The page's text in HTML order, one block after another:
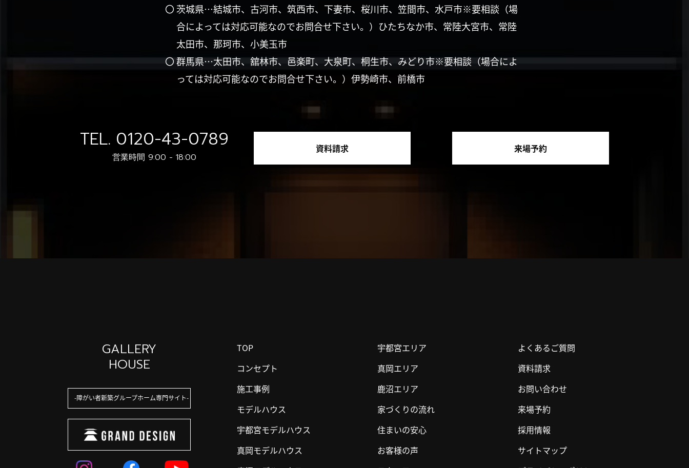
〇 茨城県…結城市、古河市、筑西市、下妻市、桜川市、笠間市、水戸市※要相談（場
合によっては対応可能なのでお問合せ下さい。）ひたちなか市、常陸大宮市、常陸
太田市、那珂市、小美玉市
〇 群馬県…太田市、舘林市、邑楽町、大泉町、桐生市、みどり市※要相談（場合によ
っては対応可能なのでお問合せ下さい。）伊勢崎市、前橋市
TEL. 0120-43-0789
営業時間 9:00 - 18:00
資料請求 来場予約
GALLERY
HOUSE
障がい者新築グループホーム専門サイト
TOP
コンセプト
施工事例
モデルハウス
宇都宮モデルハウス
真岡モデルハウス
宇都宮エリア
真岡エリア
鹿沼エリア
家づくりの流れ
住まいの安心
お客様の声
よくあるご質問
資料請求
お問い合わせ
来場予約
採用情報
サイトマップ